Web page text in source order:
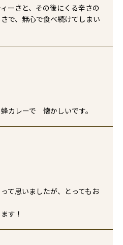
ーさと、その後にくる辛さの
で、無心で食べ続けてしまい
カレーで　懐かしいです。
て思いましたが、とってもお
す！